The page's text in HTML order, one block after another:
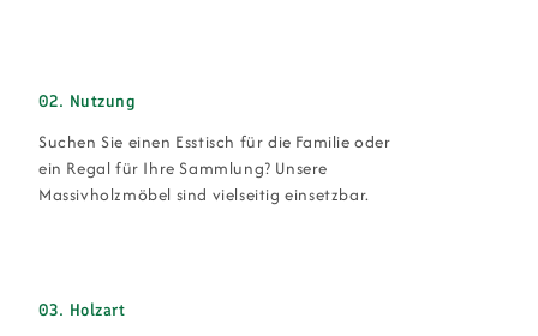
02. Nutzung
Suchen Sie einen Esstisch für die Familie oder
ein Regal für Ihre Sammlung? Unsere
Massivholzmöbel sind vielseitig einsetzbar.
03. Holzart